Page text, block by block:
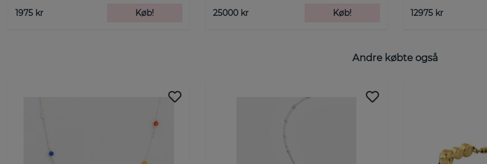
1975 kr Køb! 25000 kr Køb! 12975 kr
Andre købte også